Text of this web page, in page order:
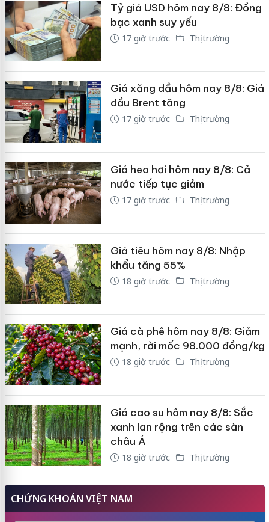
Tỷ giá USD hôm nay 8/8: Đồng
bạc xanh suy yếu
17 giờ trước Thị trường
Giá xăng dầu hôm nay 8/8: Giá
dầu Brent tăng
17 giờ trước Thị trường
Giá heo hơi hôm nay 8/8: Cả
nước tiếp tục giảm
17 giờ trước Thị trường
Giá tiêu hôm nay 8/8: Nhập
khẩu tăng 55%
18 giờ trước Thị trường
Giá cà phê hôm nay 8/8: Giảm
mạnh, rời mốc 98.000 đồng/kg
18 giờ trước Thị trường
Giá cao su hôm nay 8/8: Sắc
xanh lan rộng trên các sàn
châu Á
18 giờ trước Thị trường
CHỨNG KHOÁN VIỆT NAM